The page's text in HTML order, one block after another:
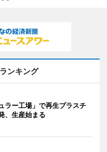
ンキング
ラー工場」で再生プラスチ
、生産始まる